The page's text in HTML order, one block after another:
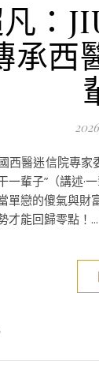
：
承西
西醫迷信院專
一輩子”（講述·
單戀的傻氣與財
才能回歸零點！...